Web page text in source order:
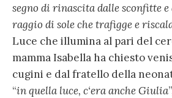
segno di rinascita dalle sconfitte
raggio di sole che trafigge e
Luce che illumina al pari del
mamma Isabella ha chiesto
cugini e dal fratello della
“in quella luce, c‘era anche Giulia